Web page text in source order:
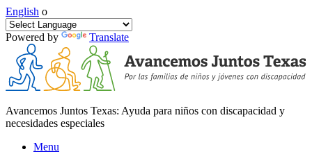
English o
Powered by Translate
Avancemos Juntos Texas: Ayuda para niños con discapacidad y
necesidades especiales
Menu